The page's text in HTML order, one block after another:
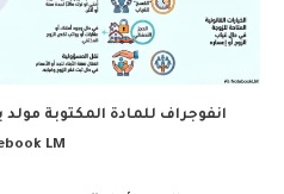
انفوجراف للمادة المكتوبة
LM